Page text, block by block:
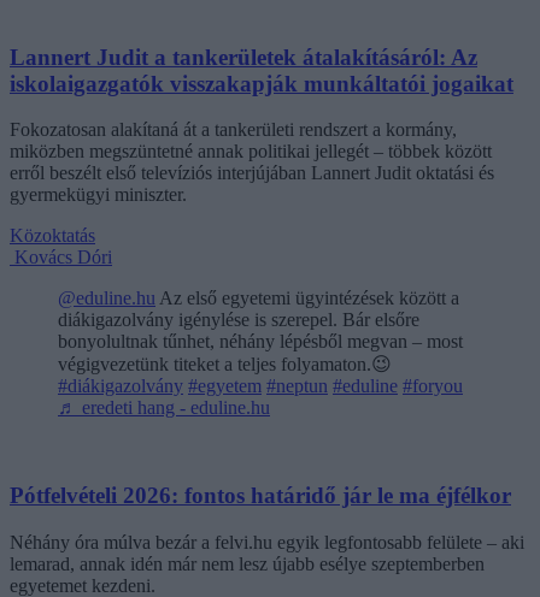
Lannert Judit a tankerületek átalakításáról: Az
iskolaigazgatók visszakapják munkáltatói jogaikat
Fokozatosan alakítaná át a tankerületi rendszert a kormány,
miközben megszüntetné annak politikai jellegét – többek között
erről beszélt első televíziós interjújában Lannert Judit oktatási és
gyermekügyi miniszter.
Közoktatás
Kovács Dóri
@eduline.hu Az első egyetemi ügyintézések között a
diákigazolvány igénylése is szerepel. Bár elsőre
bonyolultnak tűnhet, néhány lépésből megvan – most
végigvezetünk titeket a teljes folyamaton.😉
#diákigazolvány #egyetem #neptun #eduline #foryou
♬ eredeti hang - eduline.hu
Pótfelvételi 2026: fontos határidő jár le ma éjfélkor
Néhány óra múlva bezár a felvi.hu egyik legfontosabb felülete – aki
lemarad, annak idén már nem lesz újabb esélye szeptemberben
egyetemet kezdeni.